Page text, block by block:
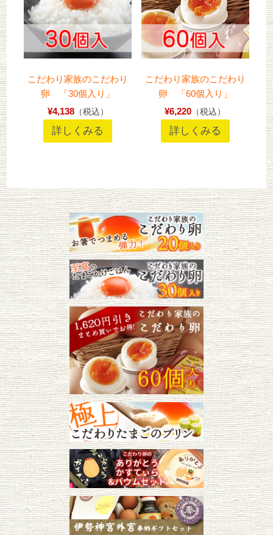
こだわり家族のこだわり
卵 「30個入り」
¥4,138（税込）
詳しくみる
こだわり家族のこだわり
卵 「60個入り」
¥6,220 （税込）
詳しくみる